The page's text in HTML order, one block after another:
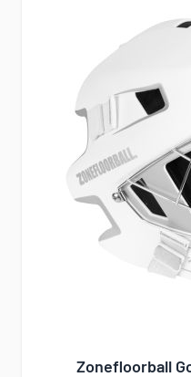
Zonefloorball